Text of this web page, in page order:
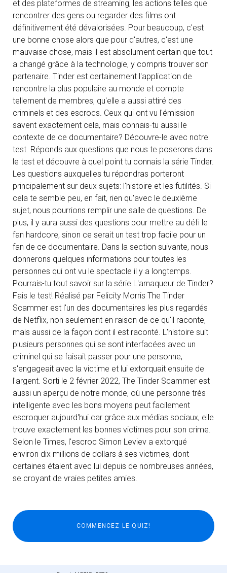
et des plateformes de streaming, les actions telles que
rencontrer des gens ou regarder des films ont
définitivement été dévalorisées. Pour beaucoup, c'est
une bonne chose alors que pour d'autres, c'est une
mauvaise chose, mais il est absolument certain que tout
a changé grâce à la technologie, y compris trouver son
partenaire. Tinder est certainement l'application de
rencontre la plus populaire au monde et compte
tellement de membres, qu'elle a aussi attiré des
criminels et des escrocs. Ceux qui ont vu l'émission
savent exactement cela, mais connais-tu aussi le
contexte de ce documentaire? Découvre-le avec notre
test. Réponds aux questions que nous te poserons dans
le test et découvre à quel point tu connais la série Tinder.
Les questions auxquelles tu répondras porteront
principalement sur deux sujets: l'histoire et les futilités. Si
cela te semble peu, en fait, rien qu'avec le deuxième
sujet, nous pourrions remplir une salle de questions. De
plus, il y aura aussi des questions pour mettre au défi le
fan hardcore, sinon ce serait un test trop facile pour un
fan de ce documentaire. Dans la section suivante, nous
donnerons quelques informations pour toutes les
personnes qui ont vu le spectacle il y a longtemps.
Pourrais-tu tout savoir sur la série L'arnaqueur de Tinder?
Fais le test! Réalisé par Felicity Morris The Tinder
Scammer est l'un des documentaires les plus regardés
de Netflix, non seulement en raison de ce qu'il raconte,
mais aussi de la façon dont il est raconté. L'histoire suit
plusieurs personnes qui se sont interfacées avec un
criminel qui se faisait passer pour une personne,
s'engageait avec la victime et lui extorquait ensuite de
l'argent. Sorti le 2 février 2022, The Tinder Scammer est
aussi un aperçu de notre monde, où une personne très
intelligente avec les bons moyens peut facilement
escroquer aujourd'hui car grâce aux médias sociaux, elle
trouve exactement les bonnes victimes pour son crime.
Selon le Times, l'escroc Simon Leviev a extorqué
environ dix millions de dollars à ses victimes, dont
certaines étaient avec lui depuis de nombreuses années,
se croyant de vraies petites amies.